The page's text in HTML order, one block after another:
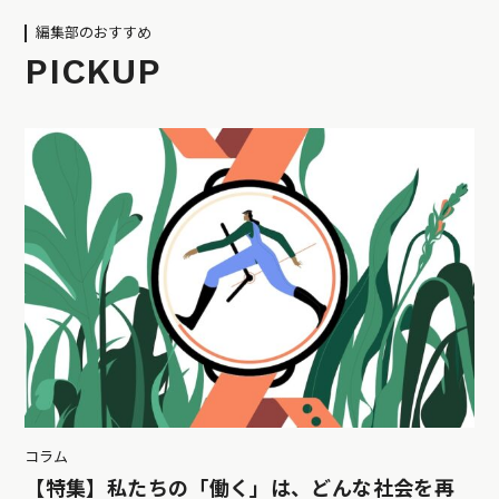
編集部のおすすめ
PICKUP
コラム
【特集】私たちの「働く」は、どんな社会を再